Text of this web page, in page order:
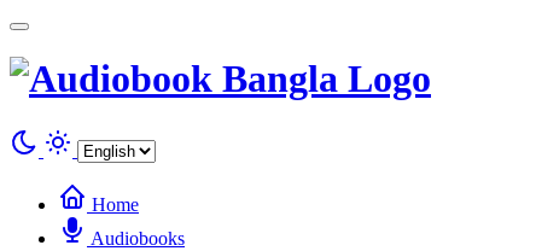
Home
Audiobooks